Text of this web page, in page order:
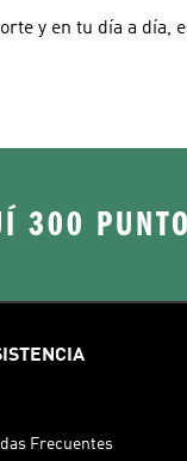
y en tu día a día,
300
Frecuentes